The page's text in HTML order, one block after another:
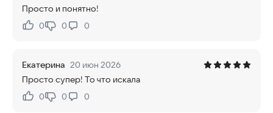
Просто и понятно!
Нравится:
0Не нравится:
0 0
Екатерина 20 июн 2026
Просто супер! То что искала
Нравится:
0Не нравится:
0 0